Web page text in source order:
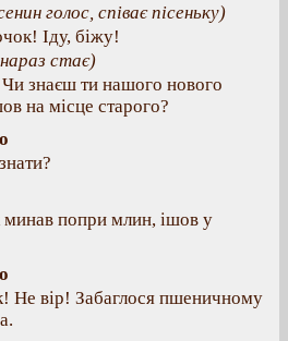
голос, співає пісеньку)
Іду, біжу!
стає)
знаєш ти нашого нового
на місце старого?
минав попри млин, ішов у
Не вір! Забаглося пшеничному